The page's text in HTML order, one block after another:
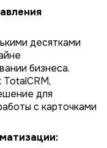
десятками
бизнеса.
для
с карточками